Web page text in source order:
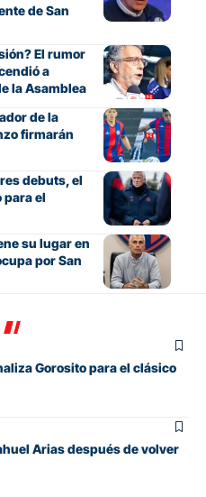
de San
El rumor
a
la Asamblea
de la
firmarán
debuts, el
para el
su lugar en
por San
Gorosito para el clásico
Arias después de volver